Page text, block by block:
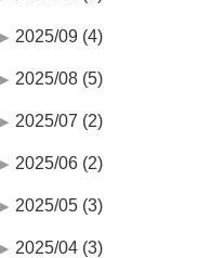
2025/09 (4)
2025/08 (5)
2025/07 (2)
2025/06 (2)
2025/05 (3)
2025/04 (3)